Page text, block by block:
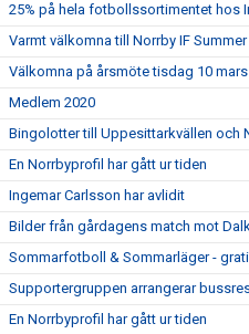
25% på hela fotbollssortimentet hos
Varmt välkomna till Norrby IF
Välkomna på årsmöte tisdag 10 mars
Medlem 2020
Bingolotter till Uppesittarkvällen och
En Norrbyprofil har gått ur tiden
Ingemar Carlsson har avlidit
Bilder från gårdagens match mot
Sommarfotboll & Sommarläger -
Supportergruppen arrangerar
En Norrbyprofil har gått ur tiden